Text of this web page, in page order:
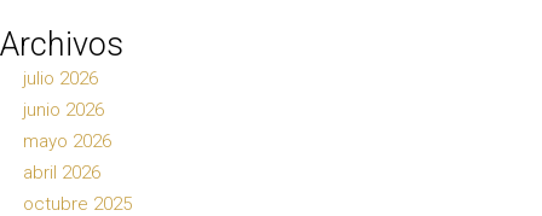
Archivos
julio 2026
junio 2026
mayo 2026
abril 2026
octubre 2025